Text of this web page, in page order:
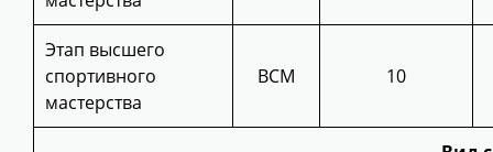
Этап высшего
спортивного
мастерства
ВСМ 10